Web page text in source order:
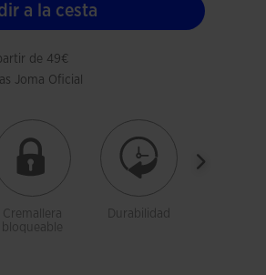
a la cesta
de 49€
Joma Oficial
Cremallera
bloqueable
Durabilidad